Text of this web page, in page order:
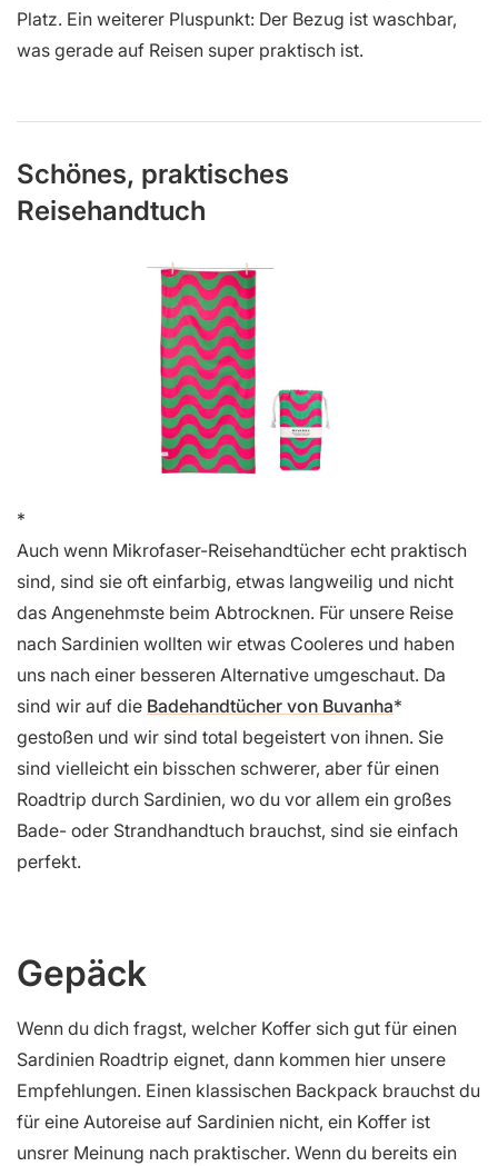
Platz. Ein weiterer Pluspunkt: Der Bezug ist waschbar,
was gerade auf Reisen super praktisch ist.
Schönes, praktisches
Reisehandtuch
Auch wenn Mikrofaser-Reisehandtücher echt praktisch
sind, sind sie oft einfarbig, etwas langweilig und nicht
das Angenehmste beim Abtrocknen. Für unsere Reise
nach Sardinien wollten wir etwas Cooleres und haben
uns nach einer besseren Alternative umgeschaut. Da
sind wir auf die Badehandtücher von Buvanha
gestoßen und wir sind total begeistert von ihnen. Sie
sind vielleicht ein bisschen schwerer, aber für einen
Roadtrip durch Sardinien, wo du vor allem ein großes
Bade- oder Strandhandtuch brauchst, sind sie einfach
perfekt.
Gepäck
Wenn du dich fragst, welcher Koffer sich gut für einen
Sardinien Roadtrip eignet, dann kommen hier unsere
Empfehlungen. Einen klassischen Backpack brauchst du
für eine Autoreise auf Sardinien nicht, ein Koffer ist
unsrer Meinung nach praktischer. Wenn du bereits ein